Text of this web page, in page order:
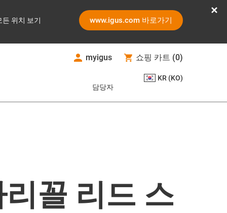
든 위치 보기 www.igus.com 바로가기
myigus 쇼핑 카트 (0)
담당자
KR (KO)
꼴 리드 스